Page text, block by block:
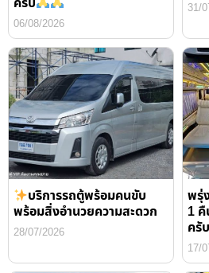
06/08/2026
31/
บริการรถตู้พร้อมคนขับ
พร้อมสิ่งอำนวยความสะดวก
28/07/2026
พรุ่
1
ครับ
17/